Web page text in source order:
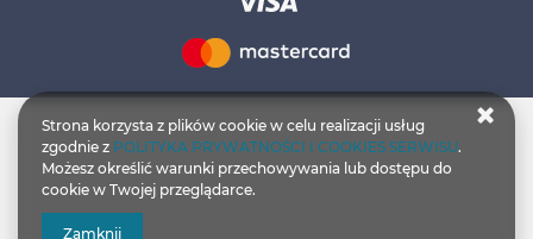
Strona korzysta z plików cookie w celu realizacji usług
zgodnie z POLITYKA PRYWATNOŚCI I COOKIES SERWISU.
Możesz określić warunki przechowywania lub dostępu do
cookie w Twojej przeglądarce.
Zamknij